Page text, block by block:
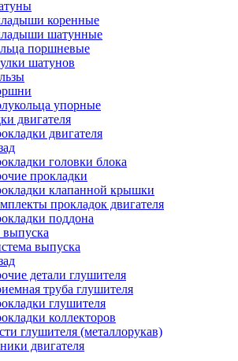
коренные
шатунные
поршневые
шатунов
упорные
двигателя
двигателя
головки блока
прокладки
клапанной крышки
прокладок двигателя
поддона
выпуска
детали глушителя
труба глушителя
глушителя
коллекторов
глушителя (металлорукав)
двигателя